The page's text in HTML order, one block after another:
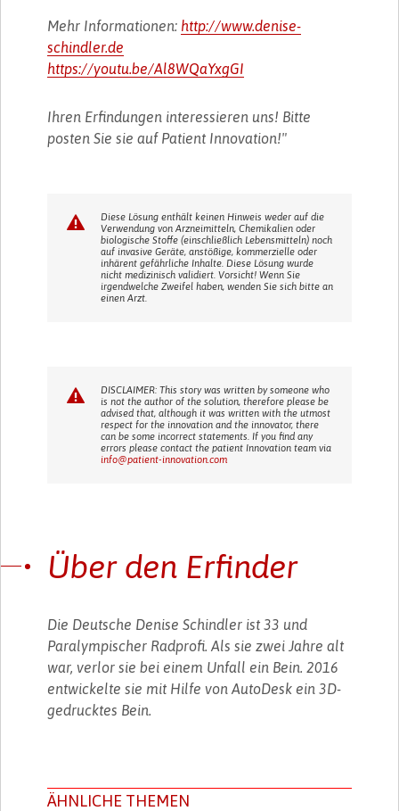
Mehr Informationen: http://www.denise-
schindler.de
https://youtu.be/Al8WQaYxgGI
Ihren Erfindungen interessieren uns! Bitte
posten Sie sie auf Patient Innovation!"
Diese Lösung enthält keinen Hinweis weder auf die
Verwendung von Arzneimitteln, Chemikalien oder
biologische Stoffe (einschließlich Lebensmitteln) noch
auf invasive Geräte, anstößige, kommerzielle oder
inhärent gefährliche Inhalte. Diese Lösung wurde
nicht medizinisch validiert. Vorsicht! Wenn Sie
irgendwelche Zweifel haben, wenden Sie sich bitte an
einen Arzt.
DISCLAIMER: This story was written by someone who
is not the author of the solution, therefore please be
advised that, although it was written with the utmost
respect for the innovation and the innovator, there
can be some incorrect statements. If you find any
errors please contact the patient Innovation team via
info@patient-innovation.com
Über den Erfinder
Die Deutsche Denise Schindler ist 33 und
Paralympischer Radprofi. Als sie zwei Jahre alt
war, verlor sie bei einem Unfall ein Bein. 2016
entwickelte sie mit Hilfe von AutoDesk ein 3D-
gedrucktes Bein.
ÄHNLICHE THEMEN